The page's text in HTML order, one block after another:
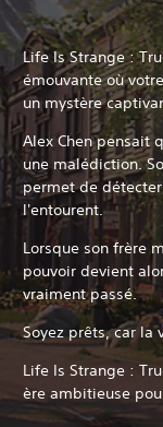
Life Is Strange :
émouvante où
un mystère
Alex Chen pensait
une malédiction.
permet de
l'entourent.
Lorsque son frère
pouvoir devient
vraiment passé.
Soyez prêts, car la
Life Is Strange :
ère ambitieuse